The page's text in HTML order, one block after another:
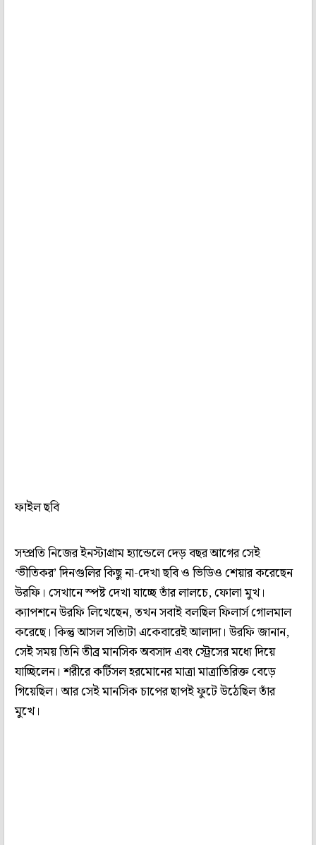
ফাইল ছবি
সম্প্রতি নিজের ইনস্টাগ্রাম হ্যান্ডেলে দেড় বছর আগের সেই
‘ভীতিকর’ দিনগুলির কিছু না-দেখা ছবি ও ভিডিও শেয়ার করেছেন
উরফি। সেখানে স্পষ্ট দেখা যাচ্ছে তাঁর লালচে, ফোলা মুখ।
ক্যাপশনে উরফি লিখেছেন, তখন সবাই বলছিল ফিলার্স গোলমাল
করেছে। কিন্তু আসল সত্যিটা একেবারেই আলাদা। উরফি জানান,
সেই সময় তিনি তীব্র মানসিক অবসাদ এবং স্ট্রেসের মধ্যে দিয়ে
যাচ্ছিলেন। শরীরে কর্টিসল হরমোনের মাত্রা মাত্রাতিরিক্ত বেড়ে
গিয়েছিল। আর সেই মানসিক চাপের ছাপই ফুটে উঠেছিল তাঁর
মুখে।